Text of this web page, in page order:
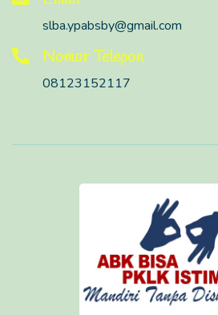
slba.ypabsby@gmail.com
Nomor Telepon
08123152117